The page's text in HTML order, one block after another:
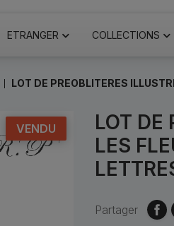
ETRANGER COLLECTIONS
LOT DE PREOBLITERES
VENDU
LOT DE
LES
Partager